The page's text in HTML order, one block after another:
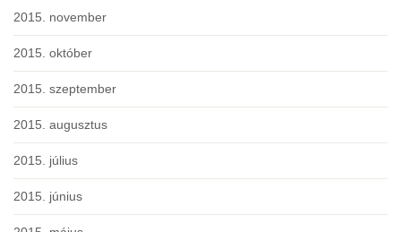
2015. november
2015. október
2015. szeptember
2015. augusztus
2015. július
2015. június